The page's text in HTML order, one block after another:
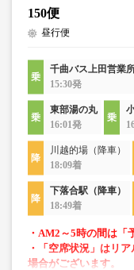
150便
昼行便
千曲バス上田営業
15:30発
東部湯の丸
16:01発
川越的場（降車）
18:09着
下落合駅（降車）
18:49着
・AM2～5時の間は「
・「空席状況」はリ
場合がございます。